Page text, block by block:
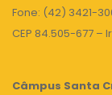
Fone: (42) 3421-
CEP 84.505-677 –
Câmpus Santa